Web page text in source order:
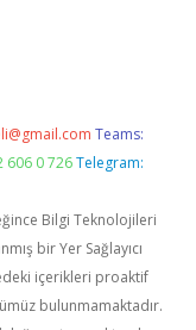
Teams:
606 0 726 Telegram:
Bilgi Teknolojileri
bir Yer Sağlayıcı
içerikleri proaktif
bulunmamaktadır.